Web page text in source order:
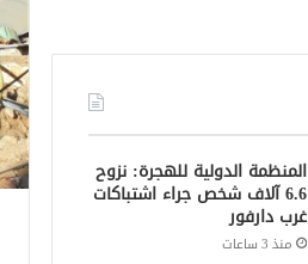
المنظمة الدولية للهجرة: نزوح
6.6 آلاف شخص جراء اشتباكات
غرب دارفور
منذ 3 ساعات